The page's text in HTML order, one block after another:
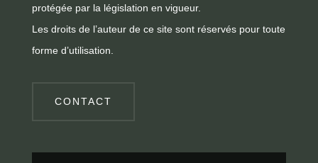
protégée par la législation en vigueur.
Les droits de l’auteur de ce site sont réservés pour toute
forme d’utilisation.
CONTACT